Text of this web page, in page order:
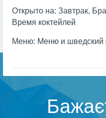
Открыто на: Завтрак,
Время коктейлей
Меню: Меню и шведский